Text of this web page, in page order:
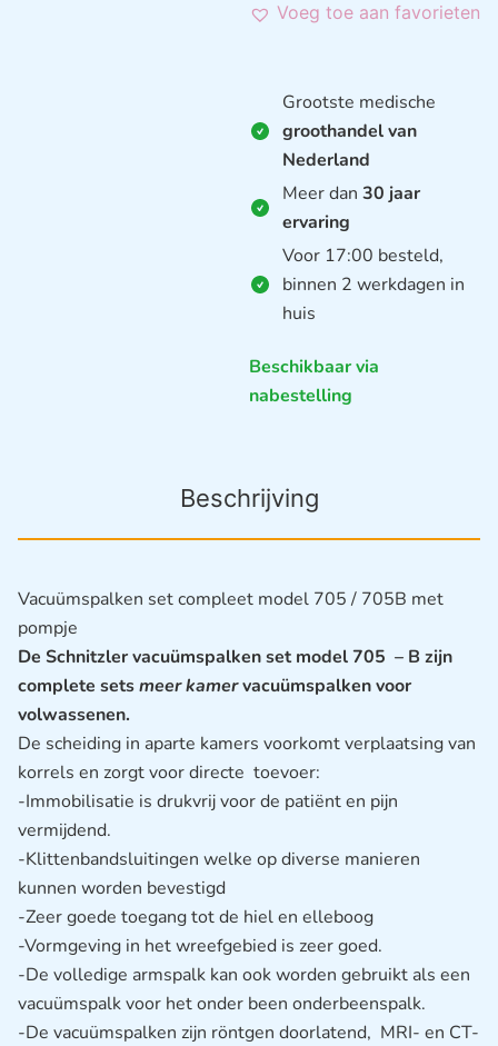
Voeg toe aan favorieten
Grootste medische
groothandel van
Nederland
Meer dan 30 jaar
ervaring
Voor 17:00 besteld,
binnen 2 werkdagen in
huis
Beschikbaar via
nabestelling
Beschrijving
Vacuümspalken set compleet model 705 / 705B met
pompje
De Schnitzler vacuümspalken set model 705 – B zijn
complete setsmeer kamervacuümspalken voor
volwassenen.
De scheiding in aparte kamers voorkomt verplaatsing van
korrels en zorgt voor directe toevoer:
-Immobilisatie is drukvrij voor de patiënt en pijn
vermijdend.
-Klittenbandsluitingen welke op diverse manieren
kunnen worden bevestigd
-Zeer goede toegang tot de hiel en elleboog
-Vormgeving in het wreefgebied is zeer goed.
-De volledige armspalk kan ook worden gebruikt als een
vacuümspalk voor het onder been onderbeenspalk.
-De vacuümspalken zijn röntgen doorlatend, MRI- en CT-